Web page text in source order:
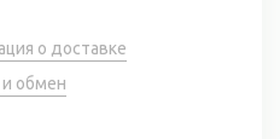
о доставке
обмен